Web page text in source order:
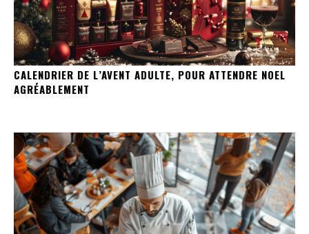
CALENDRIER DE L’AVENT ADULTE, POUR ATTENDRE NOEL
AGRÉABLEMENT